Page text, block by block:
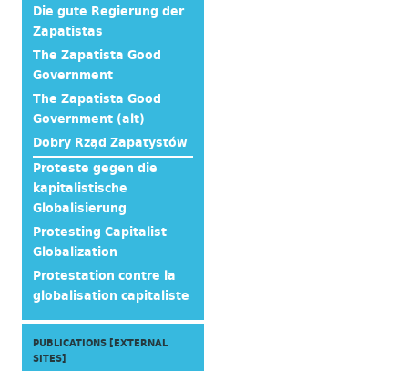
Die gute Regierung der
Zapatistas
The Zapatista Good
Government
The Zapatista Good
Government (alt)
Dobry Rząd Zapatystów
Proteste gegen die
kapitalistische
Globalisierung
Protesting Capitalist
Globalization
Protestation contre la
globalisation capitaliste
PUBLICATIONS [EXTERNAL
SITES]